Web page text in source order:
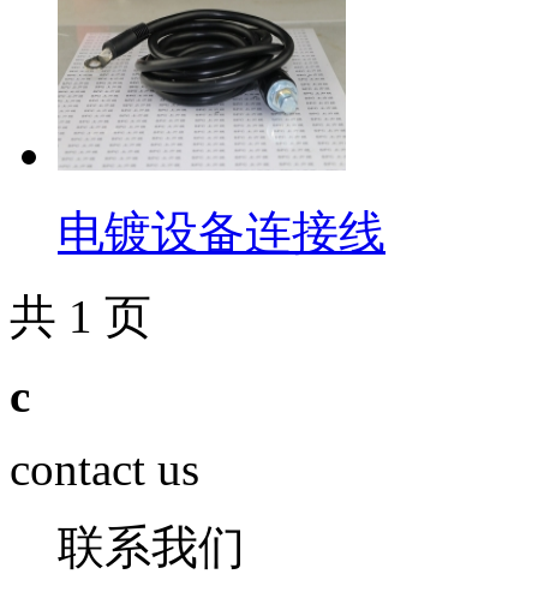
电镀设备连接线
共 1 页
c
contact us
联系我们